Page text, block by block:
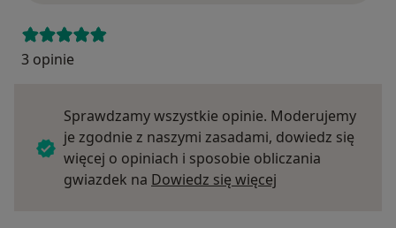
3 opinie
Sprawdzamy wszystkie opinie. Moderujemy
je zgodnie z naszymi zasadami, dowiedz się
więcej o opiniach i sposobie obliczania
gwiazdek na Dowiedz się więcej